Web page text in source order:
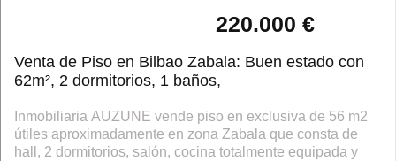
220.000 €
Venta de Piso en Bilbao Zabala: Buen estado con
62m², 2 dormitorios, 1 baños,
Inmobiliaria AUZUNE vende piso en exclusiva de 56 m2
útiles aproximadamente en zona Zabala que consta de
hall, 2 dormitorios, salón, cocina totalmente equipada y